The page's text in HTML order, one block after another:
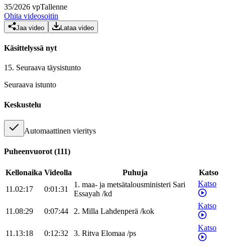
35/2026 vpTallenne
Ohita videosoitin
Jaa video Lataa video
Käsittelyssä nyt
15. Seuraava täysistunto
Seuraava istunto
Keskustelu
Automaattinen vieritys
Puheenvuorot (111)
Kellonaika Videolla Puhuja
Katso
11.02:17
0:01:31
1. maa- ja metsätalousministeri Sari
Essayah /kd
Katso
11.08:29 0:07:44 2. Milla Lahdenperä /kok
Katso
11.13:18 0:12:32 3. Ritva Elomaa /ps
Katso